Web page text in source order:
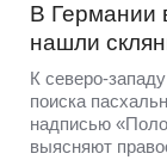
В Германии
нашли
К северо-
поиска
надписью
выясняют